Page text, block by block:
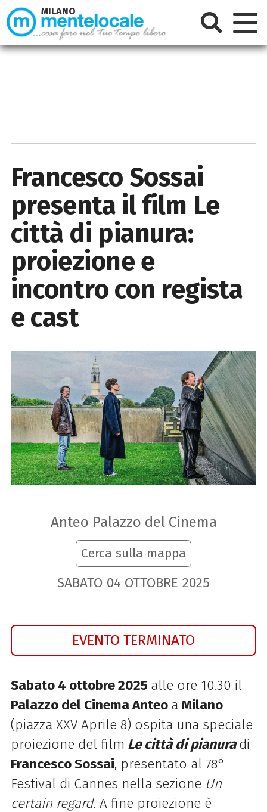
Francesco Sossai
presenta il film Le
città di pianura:
proiezione e
incontro con regista
e cast
Anteo Palazzo del Cinema
Cerca sulla mappa
SABATO 04 OTTOBRE 2025
EVENTO TERMINATO
Sabato 4 ottobre 2025 alle ore 10.30 il
Palazzo del Cinema Anteo a Milano
(piazza XXV Aprile 8) ospita una speciale
proiezione del film Le città di pianura di
Francesco Sossai, presentato al 78°
Festival di Cannes nella sezione Un
certain regard. A fine proiezione è
MILANO